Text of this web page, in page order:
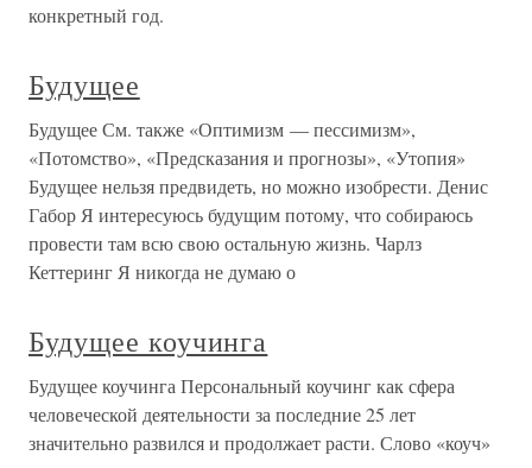
конкретный год.
Будущее
Будущее См. также «Оптимизм — пессимизм»,
«Потомство», «Предсказания и прогнозы», «Утопия»
Будущее нельзя предвидеть, но можно изобрести. Денис
Габор Я интересуюсь будущим потому, что собираюсь
провести там всю свою остальную жизнь. Чарлз
Кеттеринг Я никогда не думаю о
Будущее коучинга
Будущее коучинга Персональный коучинг как сфера
человеческой деятельности за последние 25 лет
значительно развился и продолжает расти. Слово «коуч»